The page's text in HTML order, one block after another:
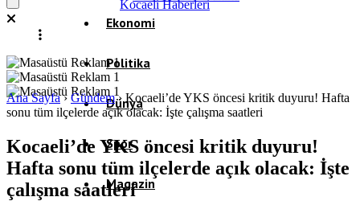
Ekonomi
Politika
Dünya
Spor
Magazin
Ana Sayfa› Gündem› Kocaeli’de YKS öncesi kritik duyuru! Hafta
sonu tüm ilçelerde açık olacak: İşte çalışma saatleri
Kocaeli’de YKS öncesi kritik duyuru!
Hafta sonu tüm ilçelerde açık olacak: İşte
çalışma saatleri